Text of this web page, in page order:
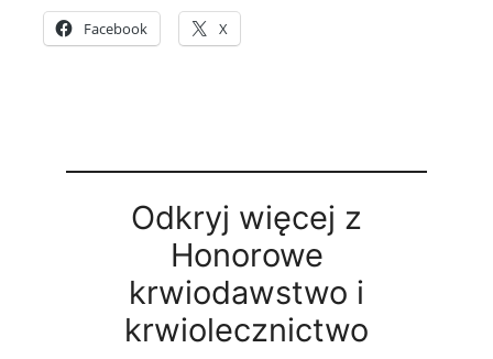
Facebook X
Odkryj więcej z
Honorowe
krwiodawstwo i
krwiolecznictwo